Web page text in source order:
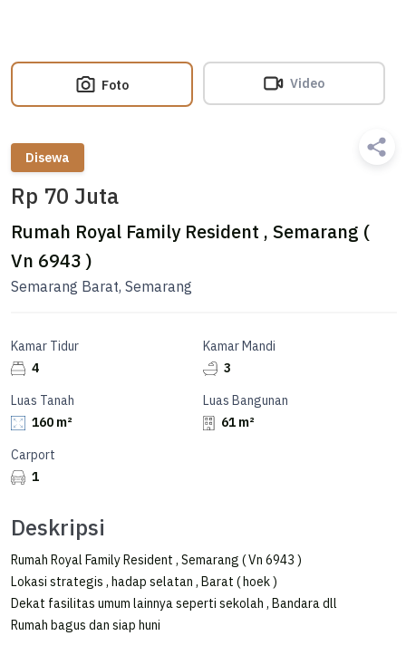
Foto Video
Disewa
Rp 70 Juta
Rumah Royal Family Resident , Semarang (
Vn 6943 )
Semarang Barat, Semarang
Kamar Tidur
4
Kamar Mandi
3
Luas Tanah
160 m²
Luas Bangunan
61 m²
Carport
1
Deskripsi
Rumah Royal Family Resident , Semarang ( Vn 6943 )
Lokasi strategis , hadap selatan , Barat ( hoek )
Dekat fasilitas umum lainnya seperti sekolah , Bandara dll
Rumah bagus dan siap huni